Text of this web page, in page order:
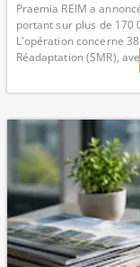
Praemia REIM a
portant sur plus de 170
L'opération concerne
Réadaptation (SMR),